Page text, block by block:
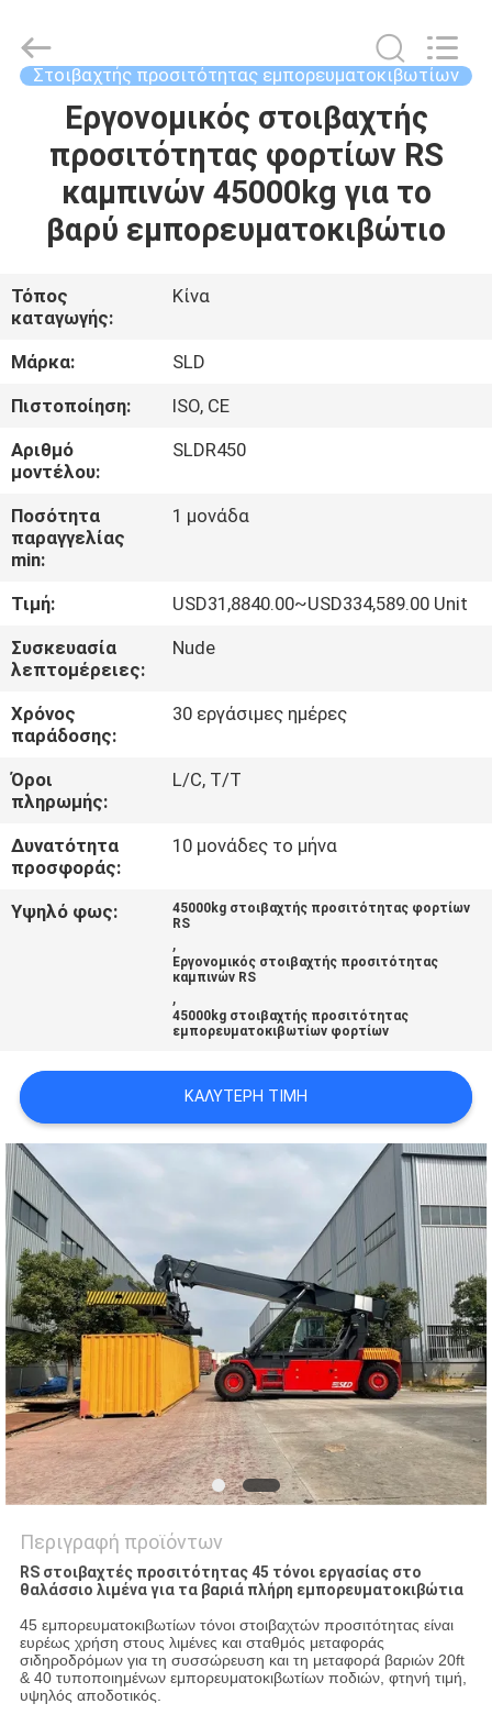
ΣΠΊΤΙ
ΠΡΟΪΌΝΤΑ
ΠΕΡΊΠΟΥ
ΕΜΕΊΣ
ΓΎΡΟΣ
ΕΡΓΟΣΤΑΣΊΩΝ
ΠΟΙΟΤΙΚΌΣ
ΈΛΕΓΧΟΣ
PRIVACY
POLICY
Rights
Στοιβαχτής προσιτότητας εμπορευματοκιβωτίων
Εργονομικός στοιβαχτής
προσιτότητας φορτίων RS
καμπινών 45000kg για το
βαρύ εμπορευματοκιβώτιο
Τόπος
καταγωγής:
Κίνα
Μάρκα:
SLD
Πιστοποίηση:
ISO, CE
Αριθμό
μοντέλου:
SLDR450
Ποσότητα
παραγγελίας
min:
1 μονάδα
Τιμή:
USD31,8840.00~USD334,589.00 Unit
Συσκευασία
λεπτομέρειες:
Nude
Χρόνος
παράδοσης:
30 εργάσιμες ημέρες
Όροι
πληρωμής:
L/C, T/T
Δυνατότητα
προσφοράς:
10 μονάδες το μήνα
Υψηλό φως:
45000kg στοιβαχτής προσιτότητας φορτίων
RS
,
Εργονομικός στοιβαχτής προσιτότητας
καμπινών RS
,
45000kg στοιβαχτής προσιτότητας
εμπορευματοκιβωτίων φορτίων
ΚΑΛΎΤΕΡΗ ΤΙΜΉ
Περιγραφή προϊόντων
RS στοιβαχτές προσιτότητας 45 τόνοι εργασίας στο
θαλάσσιο λιμένα για τα βαριά πλήρη εμπορευματοκιβώτια
45 εμπορευματοκιβωτίων τόνοι στοιβαχτών προσιτότητας είναι
ευρέως χρήση στους λιμένες και σταθμός μεταφοράς
σιδηροδρόμων για τη συσσώρευση και τη μεταφορά βαριών 20ft
& 40 τυποποιημένων εμπορευματοκιβωτίων ποδιών, φτηνή τιμή,
υψηλός αποδοτικός.